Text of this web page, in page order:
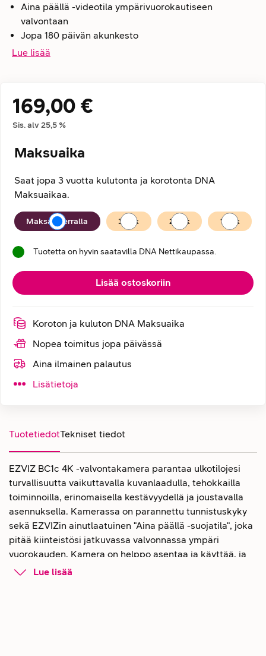
Aina päällä -videotila ympärivuorokautiseen
valvontaan
Jopa 180 päivän akunkesto
Lue lisää
Hintatiedot
169,00 €
Sis. alv25,5 %
Maksuaika
Saat jopa 3 vuotta kulutonta ja korotonta DNA
Maksuaikaa.
Maksuaika
Maksan kerralla 36 kk 24 kk 12 kk
Tuotetta on hyvin saatavilla DNA Nettikaupassa.
Lisää ostoskoriin
Koroton ja kuluton DNA Maksuaika
Nopea toimitus jopa päivässä
Aina ilmainen palautus
Lisätietoja
TuotetiedotTekniset tiedot
EZVIZ BC1c 4K -valvontakamera parantaa ulkotilojesi
turvallisuutta vaikuttavalla kuvanlaadulla, tehokkailla
toiminnoilla, erinomaisella kestävyydellä ja joustavalla
asennuksella. Kamerassa on parannettu tunnistuskyky
sekä EZVIZin ainutlaatuinen "Aina päällä -suojatila", joka
pitää kiinteistösi jatkuvassa valvonnassa ympäri
vuorokauden. Kamera on helppo asentaa ja käyttää, ja
pitkällä aikavälillä se on kestävämpi vaihtoehto
Lue lisää